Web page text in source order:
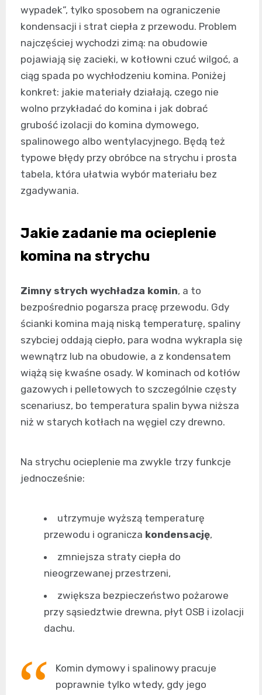
wypadek”, tylko sposobem na ograniczenie
kondensacji i strat ciepła z przewodu. Problem
najczęściej wychodzi zimą: na obudowie
pojawiają się zacieki, w kotłowni czuć wilgoć, a
ciąg spada po wychłodzeniu komina. Poniżej
konkret: jakie materiały działają, czego nie
wolno przykładać do komina i jak dobrać
grubość izolacji do komina dymowego,
spalinowego albo wentylacyjnego. Będą też
typowe błędy przy obróbce na strychu i prosta
tabela, która ułatwia wybór materiału bez
zgadywania.
Jakie zadanie ma ocieplenie
komina na strychu
Zimny strych wychładza komin, a to
bezpośrednio pogarsza pracę przewodu. Gdy
ścianki komina mają niską temperaturę, spaliny
szybciej oddają ciepło, para wodna wykrapla się
wewnątrz lub na obudowie, a z kondensatem
wiążą się kwaśne osady. W kominach od kotłów
gazowych i pelletowych to szczególnie częsty
scenariusz, bo temperatura spalin bywa niższa
niż w starych kotłach na węgiel czy drewno.
Na strychu ocieplenie ma zwykle trzy funkcje
jednocześnie:
utrzymuje wyższą temperaturę
przewodu i ogranicza kondensację,
zmniejsza straty ciepła do
nieogrzewanej przestrzeni,
zwiększa bezpieczeństwo pożarowe
przy sąsiedztwie drewna, płyt OSB i izolacji
dachu.
Komin dymowy i spalinowy pracuje
poprawnie tylko wtedy, gdy jego